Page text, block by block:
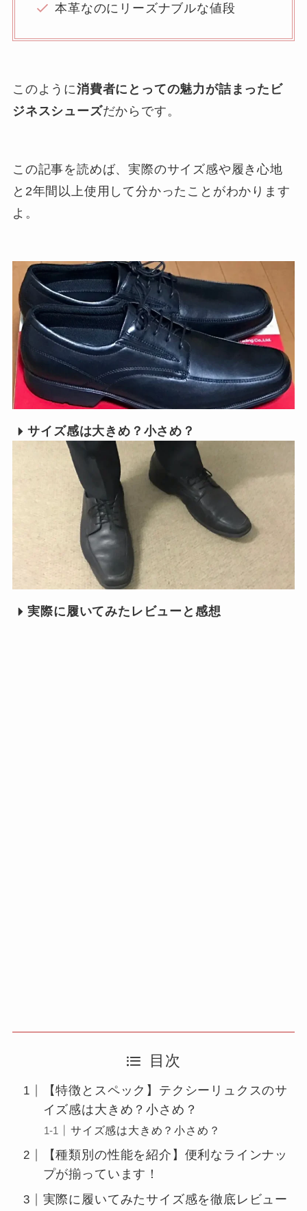
本革なのにリーズナブルな値段
このように消費者にとっての魅力が詰まったビ
ジネスシューズだからです。
この記事を読めば、実際のサイズ感や履き心地
と2年間以上使用して分かったことがわかります
よ。
サイズ感は大きめ？小さめ？
実際に履いてみたレビューと感想
目次
【特徴とスペック】テクシーリュクスのサ
イズ感は大きめ？小さめ？
サイズ感は大きめ？小さめ？
【種類別の性能を紹介】便利なラインナッ
プが揃っています！
実際に履いてみたサイズ感を徹底レビュー